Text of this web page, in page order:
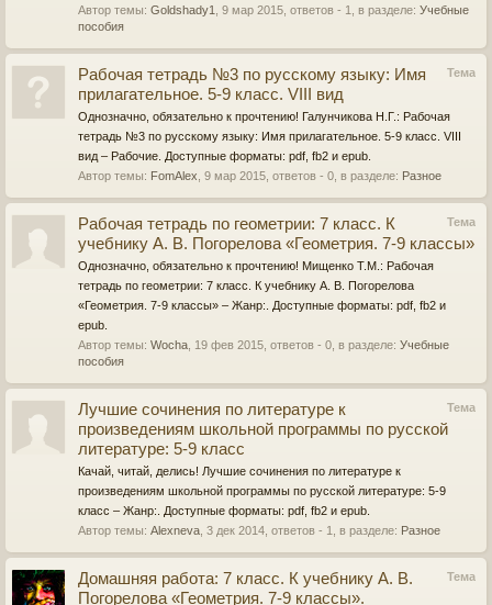
Автор темы: Goldshady1 9 мар 2015 , ответов - 1, в разделе: Учебные
пособия
Тема
Рабочая тетрадь №3 по русскому языку: Имя
прилагательное. 5-9 класс. VIII вид
Однозначно, обязательно к прочтению! Галунчикова Н.Г.: Рабочая
тетрадь №3 по русскому языку: Имя прилагательное. 5-9 класс. VIII
вид – Рабочие. Доступные форматы: pdf, fb2 и epub.
Автор темы: FomAlex 9 мар 2015 , ответов - 0, в разделе: Разное
Тема
Рабочая тетрадь по геометрии: 7 класс. К
учебнику А. В. Погорелова «Геометрия. 7-9 классы»
Однозначно, обязательно к прочтению! Мищенко Т.М.: Рабочая
тетрадь по геометрии: 7 класс. К учебнику А. В. Погорелова
«Геометрия. 7-9 классы» – Жанр:. Доступные форматы: pdf, fb2 и
epub.
Автор темы: Wocha 19 фев 2015 , ответов - 0, в разделе: Учебные
пособия
Тема
Лучшие сочинения по литературе к
произведениям школьной программы по русской
литературе: 5-9 класс
Качай, читай, делись! Лучшие сочинения по литературе к
произведениям школьной программы по русской литературе: 5-9
класс – Жанр:. Доступные форматы: pdf, fb2 и epub.
Автор темы: Alexneva 3 дек 2014 , ответов - 1, в разделе: Разное
Тема
Домашняя работа: 7 класс. К учебнику А. В.
Погорелова «Геометрия. 7-9 классы».